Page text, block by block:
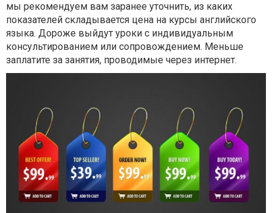
мы рекомендуем вам заранее уточнить, из каких
показателей складывается цена на курсы английского
языка. Дороже выйдут уроки с индивидуальным
консультированием или сопровождением. Меньше
заплатите за занятия, проводимые через интернет.